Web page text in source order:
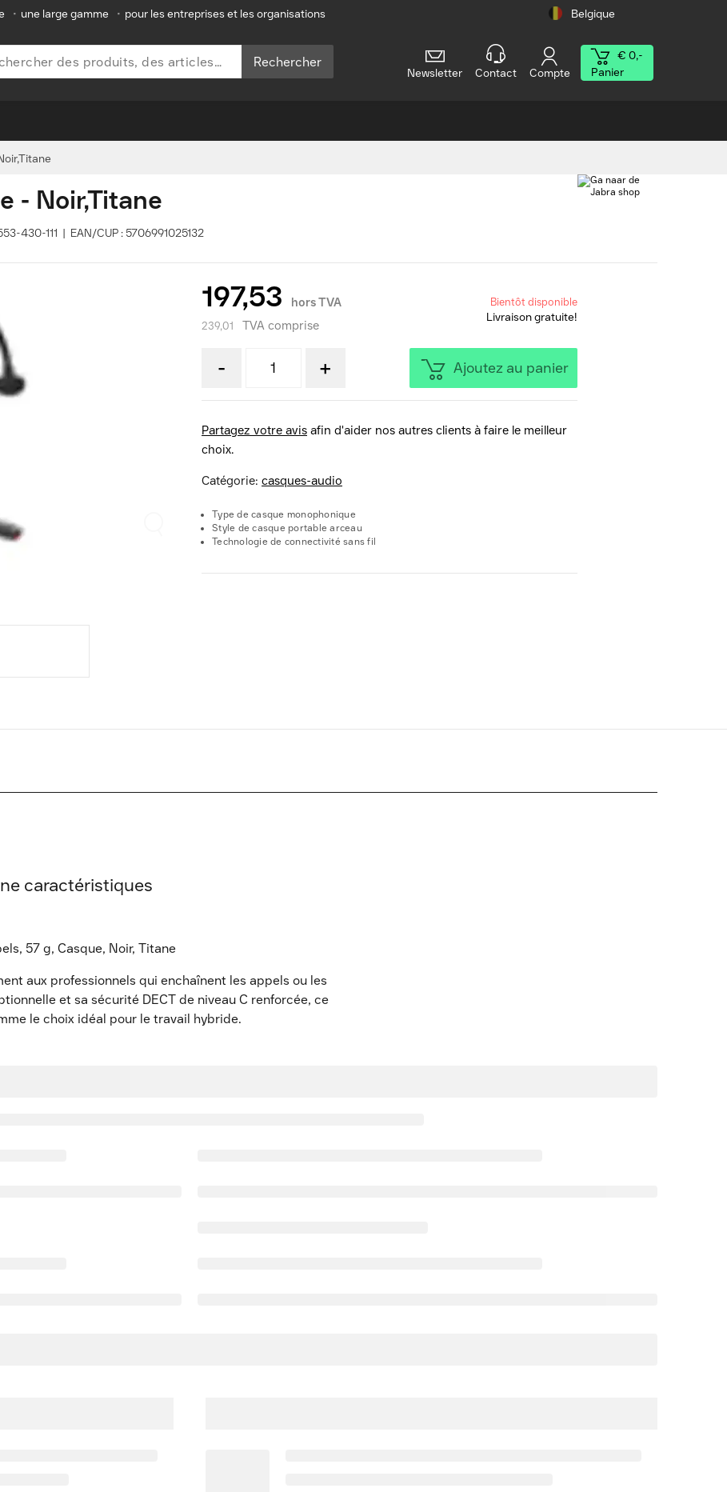
• une large gamme • pour les entreprises et les organisations Belgique
Rechercher
Newsletter Contact Compte
€ 0,-
Panier
- Noir,Titane
430-111 | EAN/CUP : 5706991025132
197,53 hors TVA
239,01 TVA comprise
Bientôt disponible
Livraison gratuite!
- + Ajoutez au panier
Partagez votre avis afin d'aider nos autres clients à faire le meilleur
choix.
Catégorie: casques-audio
Type de casque monophonique
Style de casque portable arceau
Technologie de connectivité sans fil
caractéristiques
57 g, Casque, Noir, Titane
aux professionnels qui enchaînent les appels ou les
et sa sécurité DECT de niveau C renforcée, ce
le choix idéal pour le travail hybride.